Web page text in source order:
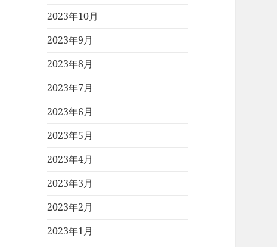
2023年10月
2023年9月
2023年8月
2023年7月
2023年6月
2023年5月
2023年4月
2023年3月
2023年2月
2023年1月